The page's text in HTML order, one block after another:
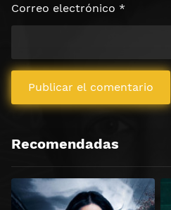
Correo electrónico *
Recomendadas